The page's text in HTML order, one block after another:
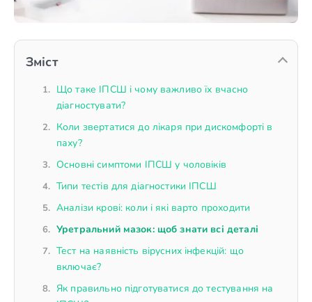
Зміст
Що таке ІПСШ і чому важливо їх вчасно
діагностувати?
Коли звертатися до лікаря при дискомфорті в
паху?
Основні симптоми ІПСШ у чоловіків
Типи тестів для діагностики ІПСШ
Аналізи крові: коли і які варто проходити
Уретральний мазок: щоб знати всі деталі
Тест на наявність вірусних інфекцій: що
включає?
Як правильно підготуватися до тестування на